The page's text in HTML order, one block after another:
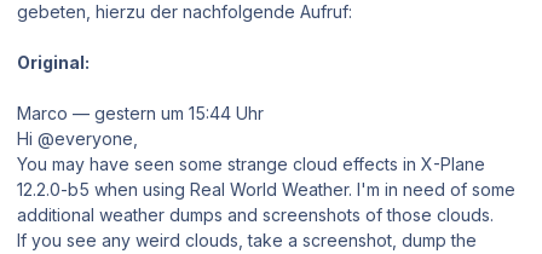
gebeten, hierzu der nachfolgende Aufruf:
Original:
Marco — gestern um 15:44 Uhr
Hi @everyone,
You may have seen some strange cloud effects in X-Plane
12.2.0-b5 when using Real World Weather. I'm in need of some
additional weather dumps and screenshots of those clouds.
If you see any weird clouds, take a screenshot, dump the